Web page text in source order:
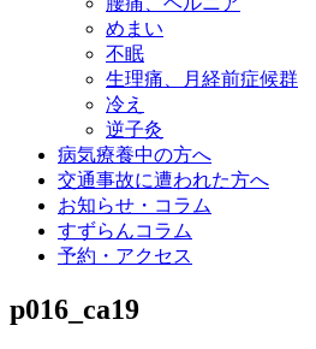
めまい
不眠
生理痛、月経前症候群
冷え
逆子灸
病気療養中の方へ
交通事故に遭われた方へ
お知らせ・コラム
すずらんコラム
予約・アクセス
p016_ca19